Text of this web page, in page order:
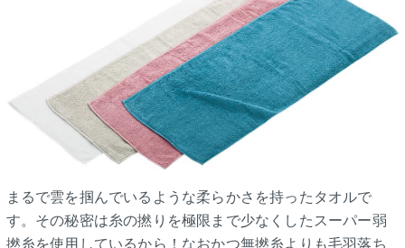
まるで雲を掴んでいるような柔らかさを持ったタオルで
す。その秘密は糸の撚りを極限まで少なくしたスーパー弱
撚糸を使用しているから！なおかつ無撚糸よりも毛羽落ち